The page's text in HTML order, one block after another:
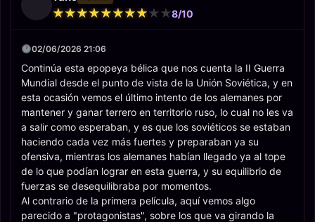
★
★★
★★
★★
★★
★★
★★
★★
★★
★★
★8/10
02/06/2026 21:06
Continúa esta epopeya bélica que nos cuenta la II Guerra
Mundial desde el punto de vista de la Unión Soviética, y en
esta ocasión vemos el último intento de los alemanes por
mantener y ganar terrero en territorio ruso, lo cual no les va
a salir como esperaban, y es que los soviéticos se estaban
haciendo cada vez más fuertes y preparaban ya su
ofensiva, mientras los alemanes habían llegado ya al tope
de lo que podían lograr en esta guerra, y su equilibrio de
fuerzas se desequilibraba por momentos.
Al contrario de la primera película, aquí vemos algo
parecido a "protagonistas", sobre los que va girando la